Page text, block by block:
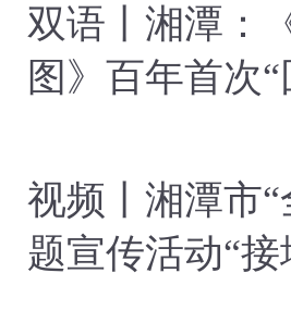
双语丨湘潭：
图》百年首次“
视频丨湘潭市
题宣传活动“接